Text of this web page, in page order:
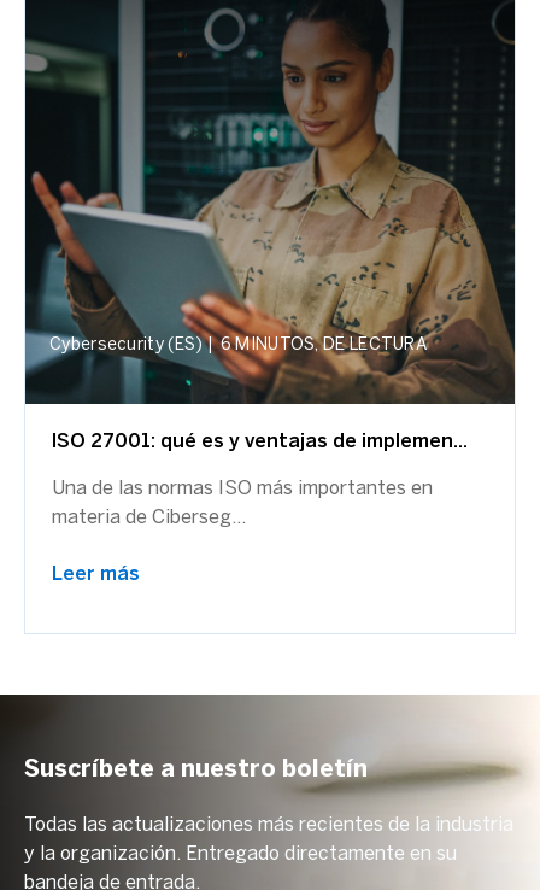
Cybersecurity (ES) | 6 MINUTOS, DE LECTURA
ISO 27001: qué es y ventajas de implemen...
Una de las normas ISO más importantes en
materia de Ciberseg...
Leer más
Suscríbete a nuestro boletín
Todas las actualizaciones más recientes de la industria
y la organización. Entregado directamente en su
bandeja de entrada.